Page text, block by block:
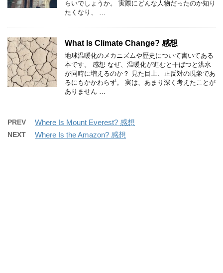
らいでしょうか。 実際にどんな人物だったのか知り
たくなり、 …
What Is Climate Change? 感想
地球温暖化のメカニズムや歴史について書いてある
本です。 感想 なぜ、温暖化が進むと干ばつと洪水
が同時に増えるのか？ 見た目上、正反対の現象であ
るにもかかわらず。 実は、あまり深く考えたことが
ありません …
PREV Where Is Mount Everest? 感想
NEXT Where Is the Amazon? 感想